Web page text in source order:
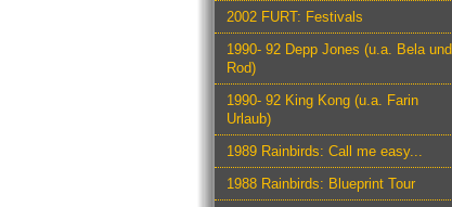
2002 FURT: Festivals
1990- 92 Depp Jones (u.a. Bela und
Rod)
1990- 92 King Kong (u.a. Farin
Urlaub)
1989 Rainbirds: Call me easy...
1988 Rainbirds: Blueprint Tour